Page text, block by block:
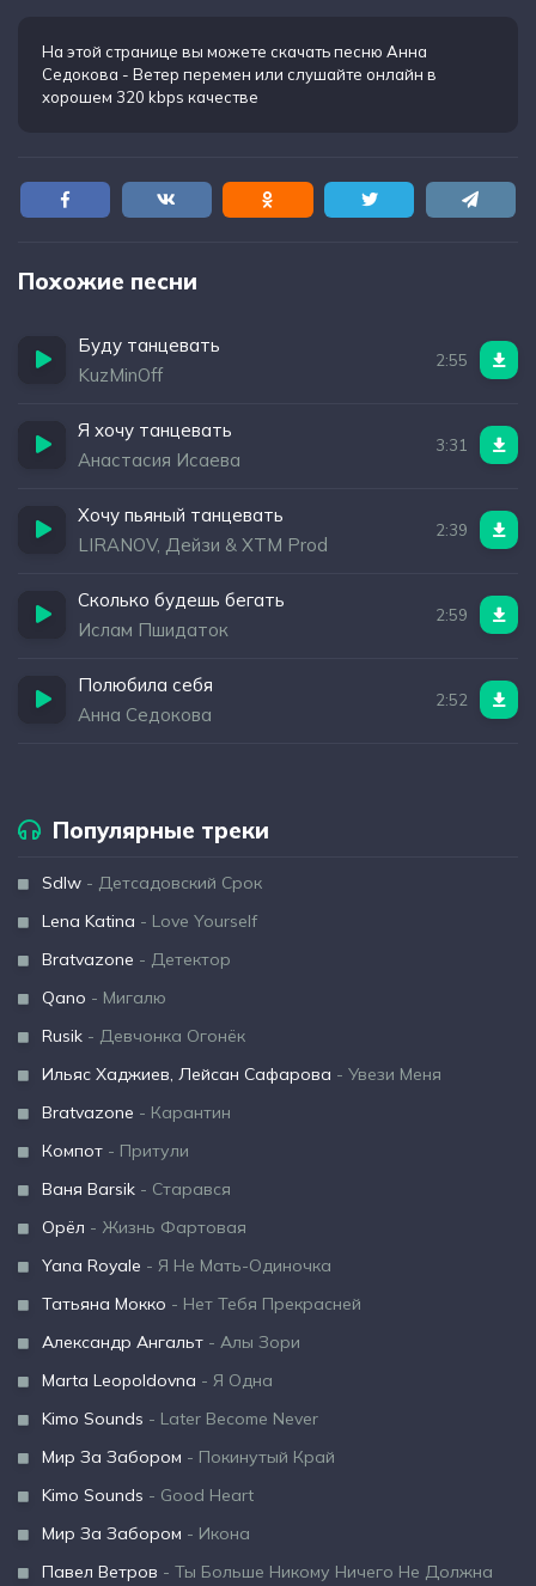
Ты не будешь вспоминать
Будешь ночью танцевать, танцевать, танцевать
На этой странице вы можете скачать песню Анна
Седокова - Ветер перемен или слушайте онлайн в
хорошем 320 kbps качестве
Похожие песни
Буду танцевать
KuzMinOff
2:55
Я хочу танцевать
Анастасия Исаева
3:31
Хочу пьяный танцевать
LIRANOV, Дейзи & XTM Prod
2:39
Сколько будешь бегать
Ислам Пшидаток
2:59
Полюбила себя
Анна Седокова
2:52
Популярные треки
Sdlw - Детсадовский Срок
Lena Katina - Love Yourself
Bratvazone - Детектор
Qano - Мигалю
Rusik - Девчонка Огонёк
Ильяс Хаджиев, Лейсан Сафарова - Увези Меня
Bratvazone - Карантин
Компот - Притули
Ваня Barsik - Старався
Орёл - Жизнь Фартовая
Yana Royale - Я Не Мать-Одиночка
Татьяна Мокко - Нет Тебя Прекрасней
Александр Ангальт - Алы Зори
Marta Leopoldovna - Я Одна
Kimo Sounds - Later Become Never
Мир За Забором - Покинутый Край
Kimo Sounds - Good Heart
Мир За Забором - Икона
Павел Ветров - Ты Больше Никому Ничего Не Должна